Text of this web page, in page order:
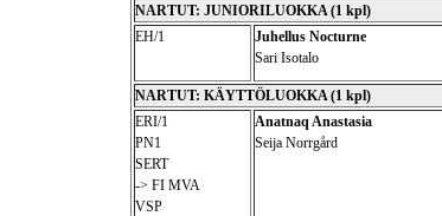
NARTUT: JUNIORILUOKKA (1 kpl)
EH/1
Juhellus Nocturne
Sari Isotalo
NARTUT: KÄYTTÖLUOKKA (1 kpl)
ERI/1
PN1
SERT
-> FI MVA
VSP
Anatnaq Anastasia
Seija Norrgård